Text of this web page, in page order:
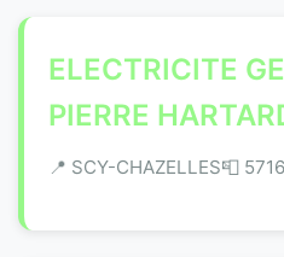
ELECTRICITE
PIERRE
📍 SCY-CHAZELLES📮